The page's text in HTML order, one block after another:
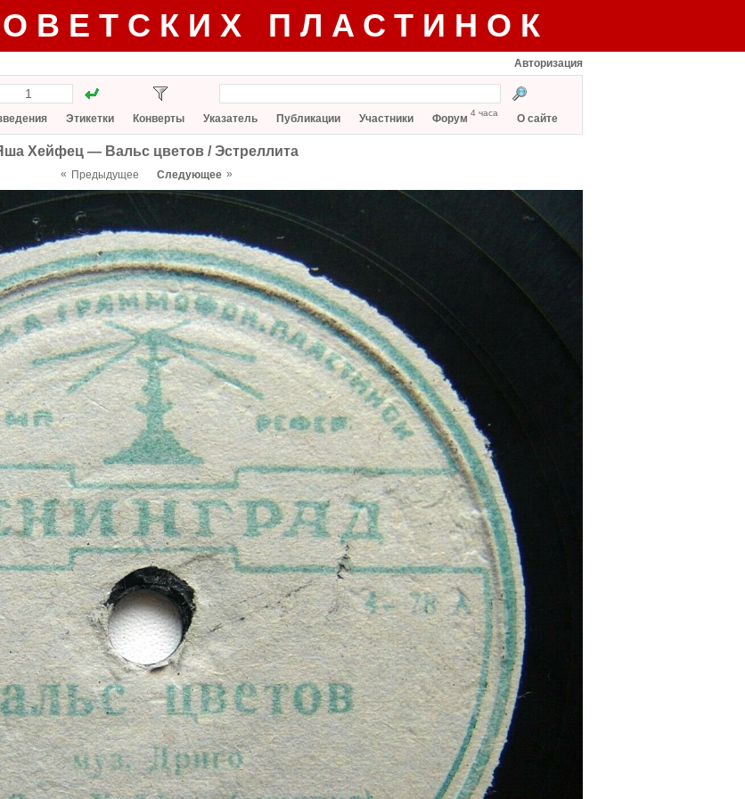
ПЛАСТИНОК
Авторизация
Этикетки Конверты Указатель Публикации Участники Форум 4 часа О сайте
Хейфец — Вальс цветов / Эстреллита
« Предыдущее Следующее »